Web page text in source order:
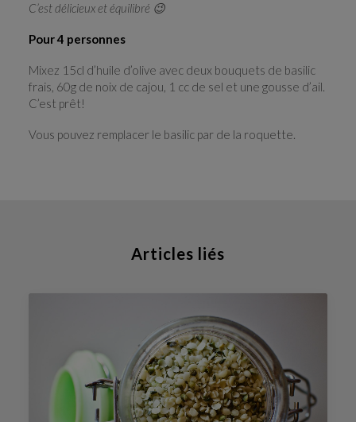
C’est délicieux et équilibré 😉
Pour 4 personnes
Mixez 15cl d’huile d’olive avec deux bouquets de basilic
frais, 60g de noix de cajou, 1 cc de sel et une gousse d’ail.
C’est prêt!
Vous pouvez remplacer le basilic par de la roquette.
Articles liés